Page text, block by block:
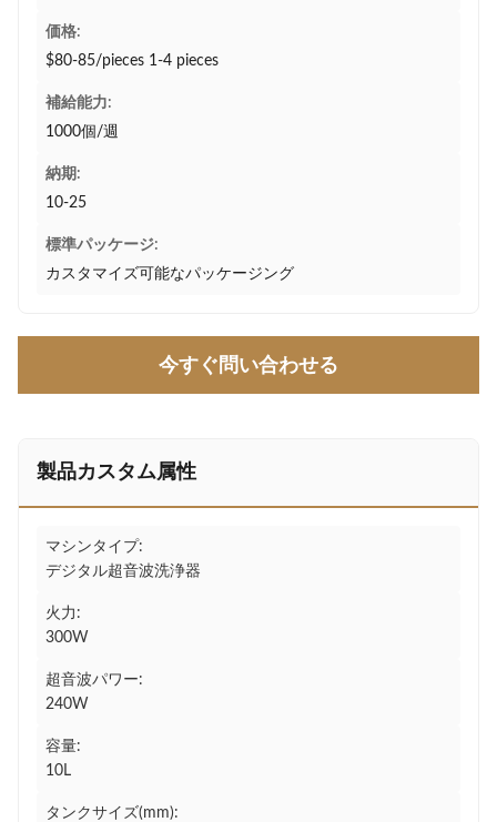
価格:
$80-85/pieces 1-4 pieces
補給能力:
1000個/週
納期:
10-25
標準パッケージ:
カスタマイズ可能なパッケージング
今すぐ問い合わせる
製品カスタム属性
マシンタイプ:
デジタル超音波洗浄器
火力:
300W
超音波パワー:
240W
容量:
10L
タンクサイズ(mm):